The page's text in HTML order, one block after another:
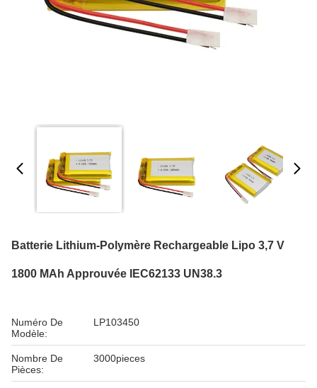
Batterie Lithium-Polymère Rechargeable Lipo 3,7 V
1800 MAh Approuvée IEC62133 UN38.3
Numéro De
Modèle:
LP103450
Nombre De
Pièces:
3000pieces